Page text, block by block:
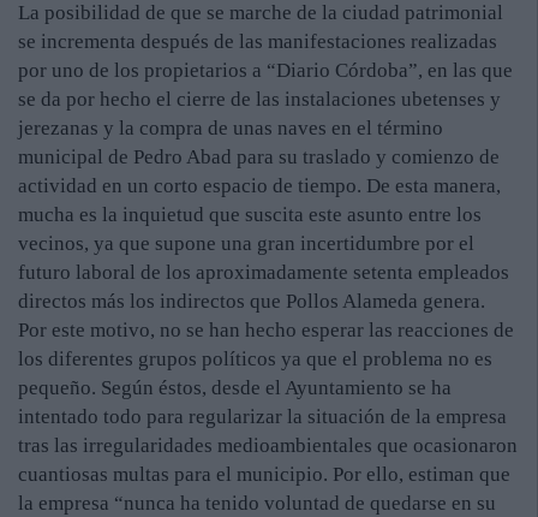
La posibilidad de que se marche de la ciudad patrimonial
se incrementa después de las manifestaciones realizadas
por uno de los propietarios a “Diario Córdoba”, en las que
se da por hecho el cierre de las instalaciones ubetenses y
jerezanas y la compra de unas naves en el término
municipal de Pedro Abad para su traslado y comienzo de
actividad en un corto espacio de tiempo. De esta manera,
mucha es la inquietud que suscita este asunto entre los
vecinos, ya que supone una gran incertidumbre por el
futuro laboral de los aproximadamente setenta empleados
directos más los indirectos que Pollos Alameda genera.
Por este motivo, no se han hecho esperar las reacciones de
los diferentes grupos políticos ya que el problema no es
pequeño. Según éstos, desde el Ayuntamiento se ha
intentado todo para regularizar la situación de la empresa
tras las irregularidades medioambientales que ocasionaron
cuantiosas multas para el municipio. Por ello, estiman que
la empresa “nunca ha tenido voluntad de quedarse en su